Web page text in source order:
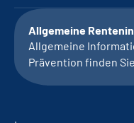
Allgemeine
Allgemeine
Prävention finden